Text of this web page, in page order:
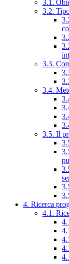
3.1.
3.2.
3.3.
3.4.
3.5. Il
4. Ricerca
4.1.